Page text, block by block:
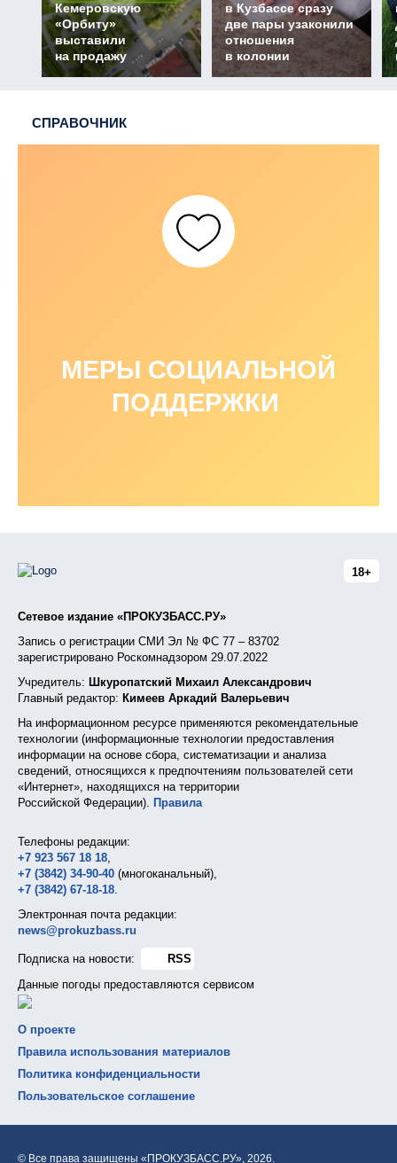
Кемеровскую
«Орбиту»
выставили
на продажу
в Кузбассе сразу
две пары узаконили
отношения
в колонии
СПРАВОЧНИК
МЕРЫ СОЦИАЛЬНОЙ
ПОДДЕРЖКИ
18+
Сетевое издание «ПРОКУЗБАСС.РУ»
Запись о регистрации СМИ Эл № ФС 77 – 83702
зарегистрировано Роскомнадзором 29.07.2022
Учредитель: Шкуропатский Михаил Александрович
Главный редактор: Кимеев Аркадий Валерьевич
На информационном ресурсе применяются рекомендательные
технологии (информационные технологии предоставления
информации на основе сбора, систематизации и анализа
сведений, относящихся к предпочтениям пользователей сети
«Интернет», находящихся на территории
Российской Федерации). Правила
Телефоны редакции:
+7 923 567 18 18,
+7 (3842) 34-90-40 (многоканальный),
+7 (3842) 67-18-18.
Электронная почта редакции:
news@prokuzbass.ru
Подписка на новости:
RSS
Данные погоды предоставляются сервисом
О проекте
Правила использования материалов
Политика конфиденциальности
Пользовательское соглашение
© Все права защищены «ПРОКУЗБАСС.РУ», 2026.